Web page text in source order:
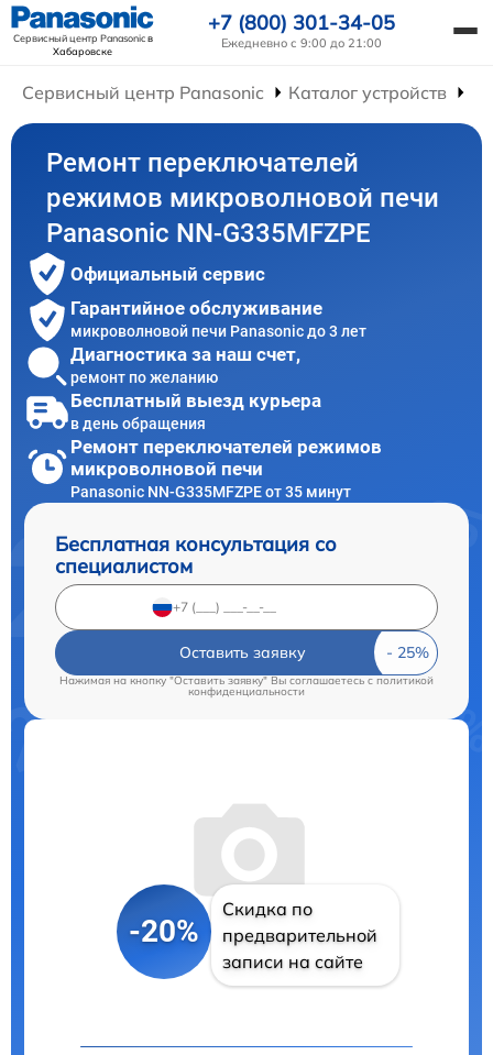
Сервисный центр Panasonicв
Хабаровске
+7 (800) 301-34-05
Ежедневно с 9:00 до 21:00
Сервисный центр Panasonic Каталог устройств
Ремонт переключателей
режимов микроволновой печи
Panasonic NN-G335MFZPE
Официальный сервис
Гарантийное обслуживание
микроволновой печи Panasonic до 3 лет
Диагностика за наш счет,
ремонт по желанию
Бесплатный выезд курьера
в день обращения
Ремонт переключателей режимов
микроволновой печи
Panasonic NN-G335MFZPE от 35 минут
Бесплатная консультация со
специалистом
Оставить заявку
Нажимая на кнопку "Оставить заявку" Вы соглашаетесь cполитикой
конфиденциальности
-20%
Скидка по
предварительной
записи на сайте